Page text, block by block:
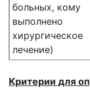
больных, кому
выполнено
хирургическое
лечение)
Критерии для